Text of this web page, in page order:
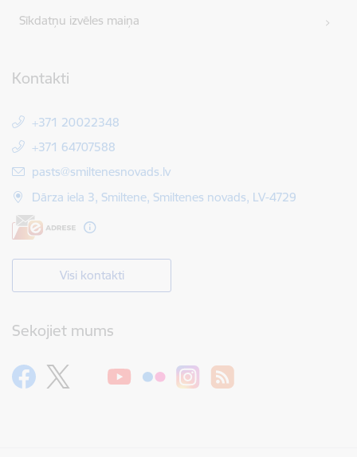
Sīkdatņu izvēles maiņa
Kontakti
+371 20022348
+371 64707588
E-pasts:
pasts@smiltenesnovads.lv
Dārza iela 3, Smiltene, Smiltenes novads, LV-4729
Visi kontakti
Sekojiet mums